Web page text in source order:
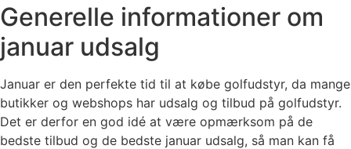
Generelle informationer om
januar udsalg
Januar er den perfekte tid til at købe golfudstyr, da mange
butikker og webshops har udsalg og tilbud på golfudstyr.
Det er derfor en god idé at være opmærksom på de
bedste tilbud og de bedste januar udsalg, så man kan få